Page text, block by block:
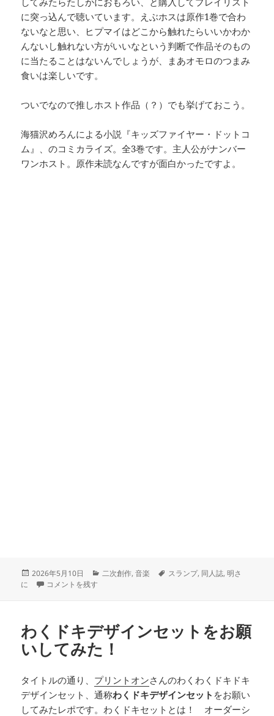
に突っ込んで聴いています。えぶホスは原作1巻で合わ
ないなと思い、ヒプマイはどこから触れたらいいかわか
んないし触れない方がいいなという判断で作品そのもの
に当たることはないんでしょうが、まあオモロのつまみ
食いは楽しいです。
ついでなので推しホスト作品（？）でも挙げておこう。
海猫沢めろんによる小説『キッズファイヤー・ドットコ
ム』、のコミカライズ。全3巻です。主人公がナンバー
ワンホスト。原作未読なんですが面白かったですよ。
投
稿
2026年5月10日
カ
二次創作,音楽
タ
スランプ, 同人誌,明さ
に
スランプだー に
コメントを残す
わくドキデザインセットをお願
いしてみた！
タイトルの通り、 プリントオンさんのわくわくドキドキ
デザインセット、通称わくドキデザインセット をお願い
してみたレポです。わくドキセットとは！ オーダーシ